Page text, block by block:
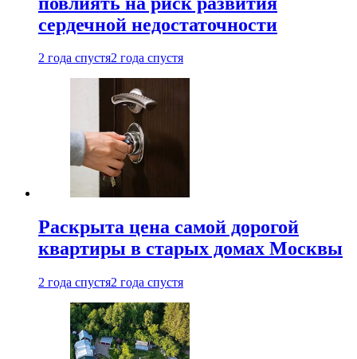
сердечной недостаточности
2 года спустя2 года спустя
Раскрыта цена самой дорогой
квартиры в старых домах Москвы
2 года спустя2 года спустя